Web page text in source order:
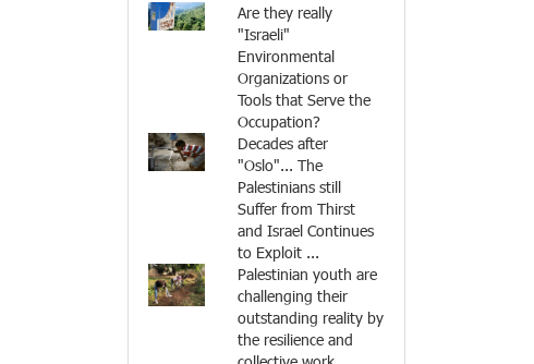
Are they really
"Israeli"
Environmental
Organizations or
Tools that Serve the
Occupation?
Decades after
"Oslo"... The
Palestinians still
Suffer from Thirst
and Israel Continues
to Exploit ...
Palestinian youth are
challenging their
outstanding reality by
the resilience and